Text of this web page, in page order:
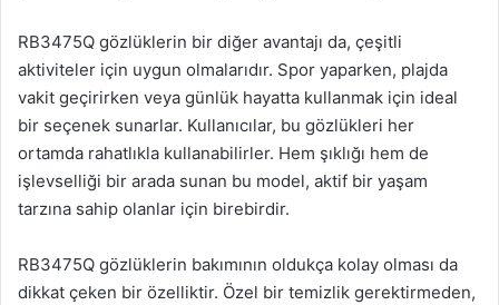
RB3475Q gözlüklerin bir diğer avantajı da, çeşitli
aktiviteler için uygun olmalarıdır. Spor yaparken, plajda
vakit geçirirken veya günlük hayatta kullanmak için ideal
bir seçenek sunarlar. Kullanıcılar, bu gözlükleri her
ortamda rahatlıkla kullanabilirler. Hem şıklığı hem de
işlevselliği bir arada sunan bu model, aktif bir yaşam
tarzına sahip olanlar için birebirdir.
RB3475Q gözlüklerin bakımının oldukça kolay olması da
dikkat çeken bir özelliktir. Özel bir temizlik gerektirmeden,